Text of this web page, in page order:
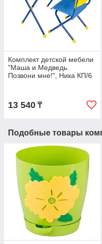
Комплект детской мебели
"Маша и Медведь.
Позвони мне!", Ника КП/6
13 540 ₸
Подобные товары